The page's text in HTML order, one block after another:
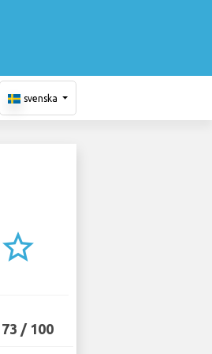
svenska
star_border
73 / 100